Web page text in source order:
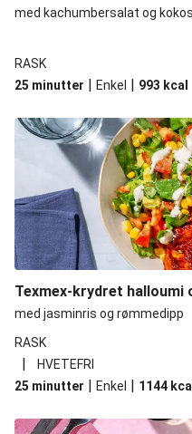
med kachumbersalat og
RASK
25 minutter | Enkel | 993 kcal
Texmex-krydret halloumi
med jasminris og rømmedipp
RASK
|
HVETEFRI
25 minutter | Enkel | 1144 kcal